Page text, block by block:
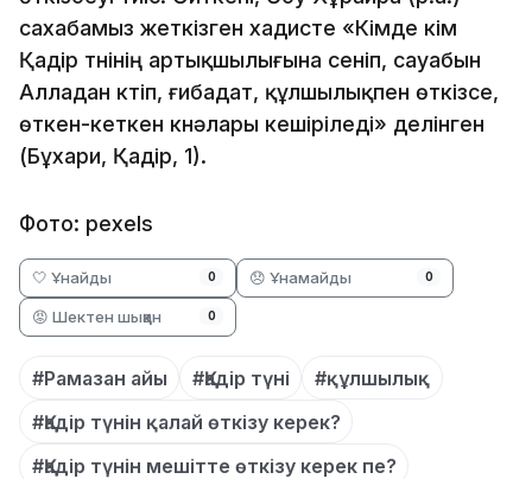
сахабамыз жеткізген хадисте «Кімде кім
Қадір түнінің артықшылығына сеніп, сауабын
Алладан күтіп, ғибадат, құлшылықпен өткізсе,
өткен-кеткен күнәлары кешіріледі» делінген
(Бұхари, Қадір, 1).
Фото: pexels
🤍 Ұнайды 0 😞 Ұнамайды 0
😡 Шектен шыққан 0
#Рамазан айы #Қадір түні
#құлшылық
#Қадір түнін қалай өткізу керек?
#Қадір түнін мешітте өткізу керек пе?